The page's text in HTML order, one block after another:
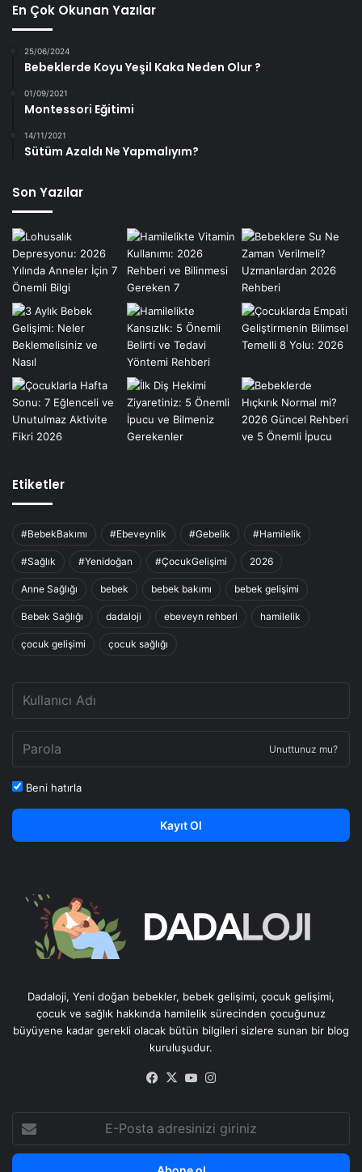
En Çok Okunan Yazılar
25/06/2024
Bebeklerde Koyu Yeşil Kaka Neden Olur ?
01/09/2021
Montessori Eğitimi
14/11/2021
Sütüm Azaldı Ne Yapmalıyım?
Son Yazılar
Etiketler
#BebekBakımı #Ebeveynlik #Gebelik #Hamilelik
#Sağlık #Yenidoğan #ÇocukGelişimi 2026
Anne Sağlığı bebek bebek bakımı bebek gelişimi
Bebek Sağlığı dadaloji ebeveyn rehberi hamilelik
çocuk gelişimi çocuk sağlığı
Unuttunuz mu?
Beni hatırla
Kayıt Ol
Dadaloji, Yeni doğan bebekler, bebek gelişimi, çocuk gelişimi,
çocuk ve sağlık hakkında hamilelik sürecinden çocuğunuz
büyüyene kadar gerekli olacak bütün bilgileri sizlere sunan bir blog
kuruluşudur.
Facebook
X YouTube
Posta
adresinizi